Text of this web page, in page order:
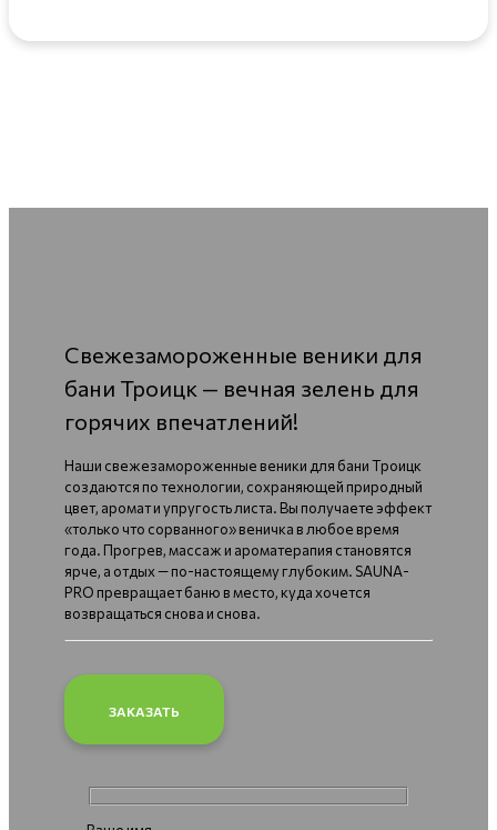
Свежезамороженные веники для
бани Троицк — вечная зелень для
горячих впечатлений!
Наши свежезамороженные веники для бани Троицк
создаются по технологии, сохраняющей природный
цвет, аромат и упругость листа. Вы получаете эффект
«только что сорванного» веничка в любое время
года. Прогрев, массаж и ароматерапия становятся
ярче, а отдых — по-настоящему глубоким. SAUNA-
PRO превращает баню в место, куда хочется
возвращаться снова и снова.
ЗАКАЗАТЬ